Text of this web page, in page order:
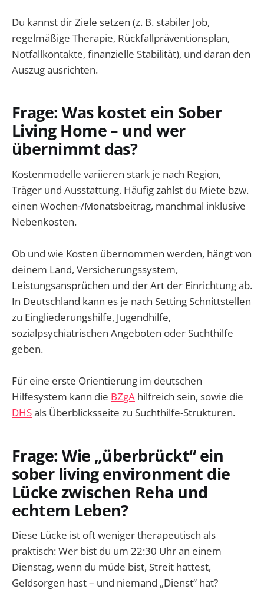
Du kannst dir Ziele setzen (z. B. stabiler Job,
regelmäßige Therapie, Rückfallpräventionsplan,
Notfallkontakte, finanzielle Stabilität), und daran den
Auszug ausrichten.
Frage: Was kostet ein Sober
Living Home – und wer
übernimmt das?
Kostenmodelle variieren stark je nach Region,
Träger und Ausstattung. Häufig zahlst du Miete bzw.
einen Wochen-/Monatsbeitrag, manchmal inklusive
Nebenkosten.
Ob und wie Kosten übernommen werden, hängt von
deinem Land, Versicherungssystem,
Leistungsansprüchen und der Art der Einrichtung ab.
In Deutschland kann es je nach Setting Schnittstellen
zu Eingliederungshilfe, Jugendhilfe,
sozialpsychiatrischen Angeboten oder Suchthilfe
geben.
Für eine erste Orientierung im deutschen
Hilfesystem kann die BZgA hilfreich sein, sowie die
DHSals Überblicksseite zu Suchthilfe-Strukturen.
Frage: Wie „überbrückt“ ein
sober living environment die
Lücke zwischen Reha und
echtem Leben?
Diese Lücke ist oft weniger therapeutisch als
praktisch: Wer bist du um 22:30 Uhr an einem
Dienstag, wenn du müde bist, Streit hattest,
Geldsorgen hast – und niemand „Dienst“ hat?